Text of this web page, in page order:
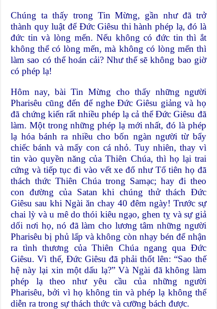
Chúng ta thấy trong Tin Mừng, gần như đã trở
thành quy luật để Đức Giêsu thi hành phép lạ, đó là
đức tin và lòng mến. Nếu không có đức tin thì ắt
không thể có lòng mến, mà không có lòng mến thì
làm sao có thể hoán cải? Như thế sẽ không bao giờ
có phép lạ!
Hôm nay, bài Tin Mừng cho thấy những người
Pharisêu cũng đến để nghe Đức Giêsu giảng và họ
đã chứng kiến rất nhiều phép lạ cả thể Đức Giêsu đã
làm. Một trong những phép lạ mới nhất, đó là phép
lạ hóa bánh ra nhiều cho bốn ngàn người từ bẩy
chiếc bánh và mấy con cá nhỏ. Tuy nhiên, thay vì
tin vào quyền năng của Thiên Chúa, thì họ lại trai
cứng và tiếp tục đi vào vết xe đổ như Tổ tiên họ đã
thách thức Thiên Chúa trong Samạc; hay đi theo
con đường của Satan khi chúng thử thách Đức
Giêsu sau khi Ngài ăn chay 40 đêm ngày! Trước sự
chai lỳ và u mê do thói kiêu ngạo, ghen tỵ và sự giả
dối nơi họ, nó đã làm cho lương tâm những người
Pharisêu bị phủ lấp và không còn nhạy bén để nhận
ra tình thương của Thiên Chúa ngang qua Đức
Giêsu. Vì thế, Đức Giêsu đã phải thốt lên: “Sao thế
hệ này lại xin một dấu lạ?” Và Ngài đã không làm
phép lạ theo như yêu cầu của những người
Pharisêu, bởi vì họ không tin và phép lạ không thể
diễn ra trong sự thách thức và cưỡng bách được.